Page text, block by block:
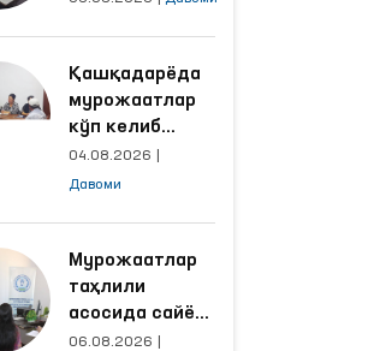
яхшиланди
Қашқадарёда
мурожаатлар
кўп келиб
тушаётган
ҳудудлар
ишлаш йўлга
қўйилди
04.08.2026
Давоми
Мурожаатлар
таҳлили
асосида сайёр
қабул
06.08.2026